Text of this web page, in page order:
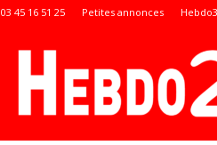
03 45 16 51 25 Petites annonces